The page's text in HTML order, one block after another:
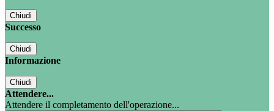
Chiudi
Successo
Chiudi
Informazione
Chiudi
Attendere...
Attendere il completamento dell'operazione...